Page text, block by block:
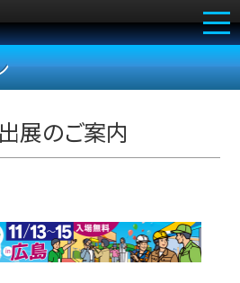
トップ
コンセプト
冷却効果
（シートタイプ）
1day
日帰り体験デモ
（無料）
1week
有料トライアル
展のご案内